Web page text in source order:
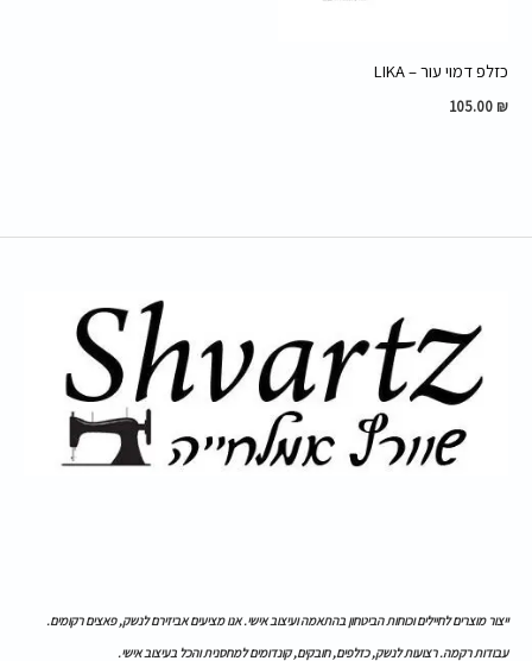
כזלפ דמוי עור – LIKA
105.00 ₪
ייצור מוצרים לחיילים וכוחות הביטחון בהתאמה ועיצוב אישי. אנו מציעים אביזירם לנשק, פאצים רקומים.
עבודות רקמה. רצועות לנשק, כזלפים, חובקים, קונדומים למחסנית והכל בעיצוב אישי.